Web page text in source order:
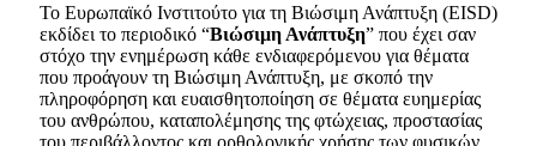
Το Ευρωπαϊκό Ινστιτούτο για τη Βιώσιμη Ανάπτυξη (EISD)
εκδίδει το περιοδικό “Βιώσιμη Ανάπτυξη” που έχει σαν
στόχο την ενημέρωση κάθε ενδιαφερόμενου για θέματα
που προάγουν τη Βιώσιμη Ανάπτυξη, με σκοπό την
πληροφόρηση και ευαισθητοποίηση σε θέματα ευημερίας
του ανθρώπου, καταπολέμησης της φτώχειας, προστασίας
του περιβάλλοντος και ορθολογικής χρήσης των φυσικών